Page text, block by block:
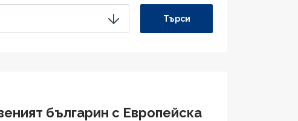
Търси
българин с Европейска